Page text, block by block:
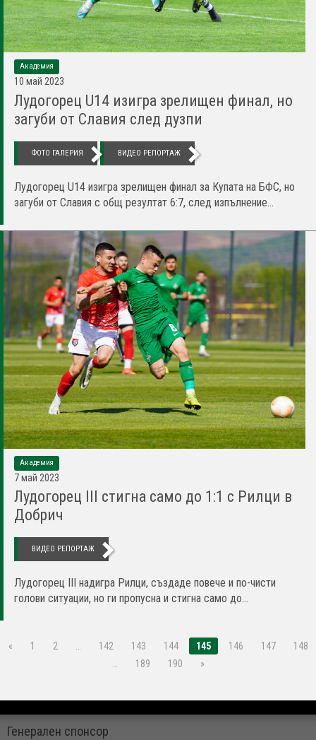
Академия
10 май 2023
Лудогорец U14 изигра зрелищен финал, но
загуби от Славия след дузпи
ФОТО ГАЛЕРИЯ ВИДЕО РЕПОРТАЖ
Лудогорец U14 изигра зрелищен финал за Купата на БФС, но
загуби от Славия с общ резултат 6:7, след изпълнение...
Академия
7 май 2023
Лудогорец III стигна само до 1:1 с Рилци в
Добрич
ВИДЕО РЕПОРТАЖ
Лудогорец III надигра Рилци, създаде повече и по-чисти
голови ситуации, но ги пропусна и стигна само до...
« 1 2 … 142 143 144 145 146 147
148
…
189 190 »
Генерален спонсор